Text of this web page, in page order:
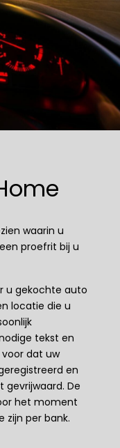
waarin u
proefrit bij u
u gekochte auto
locatie die u
tekst en
voor dat uw
en
De
het moment
zijn per bank.